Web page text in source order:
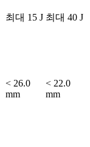
최대 15 J 최대 40 J
< 26.0
mm
< 22.0
mm